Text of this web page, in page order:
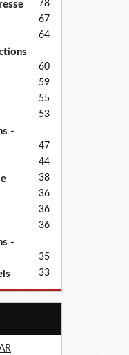
78
67
64
60
59
55
53
-
47
44
38
36
36
36
-
35
33